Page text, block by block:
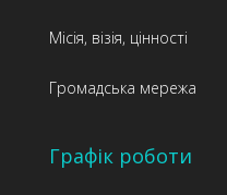
Місія, візія, цінності
Громадська мережа
Графік роботи